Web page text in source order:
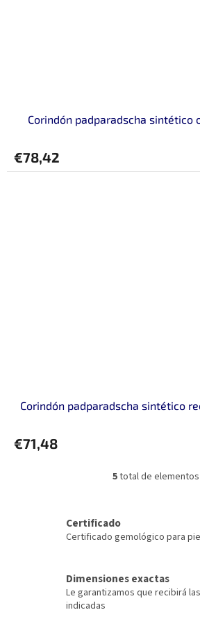
Corindón padparadscha sintético
€78,42
Corindón padparadscha sintético
€71,48
C
r
e
s
5total de elementos
Certificado
Certificado gemológico para
Dimensiones exactas
Le garantizamos que recibirá
indicadas